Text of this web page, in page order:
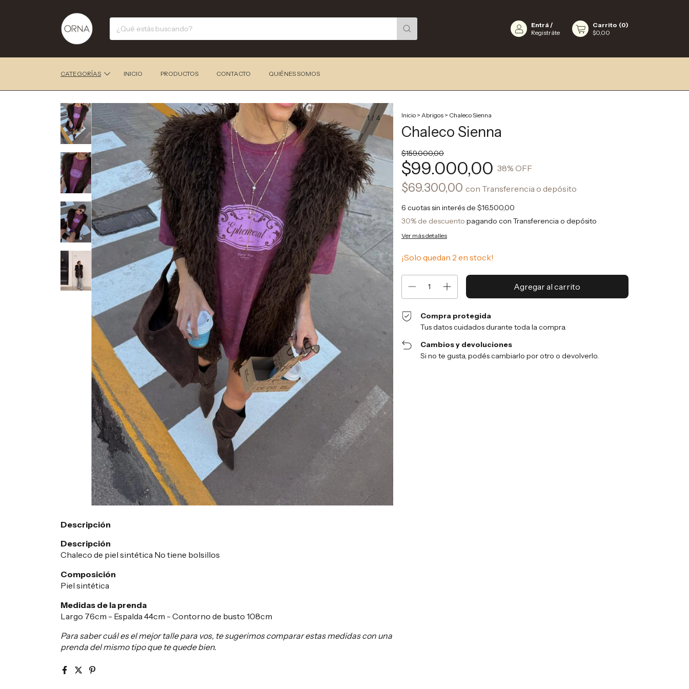
Entrá /
Registráte
Carrito (0)
$0,00
CATEGORÍAS INICIO PRODUCTOS CONTACTO QUIÉNES SOMOS
1/ 4 Inicio > Abrigos > Chaleco Sienna
Chaleco Sienna
$159.000,00
$99.000,00 38% OFF
$69.300,00 con Transferencia o depósito
6 cuotas sin interés de $16.500,00
30% de descuento pagando con Transferencia o depósito
Ver más detalles
¡Solo quedan 2 en stock!
Compra protegida
Tus datos cuidados durante toda la compra.
Cambios y devoluciones
Si no te gusta, podés cambiarlo por otro o devolverlo.
Descripción
Descripción
Chaleco de piel sintética No tiene bolsillos
Composición
Piel sintética
Medidas de la prenda
Largo 76cm - Espalda 44cm - Contorno de busto 108cm
Para saber cuál es el mejor talle para vos, te sugerimos comparar estas medidas con una
prenda del mismo tipo que te quede bien.